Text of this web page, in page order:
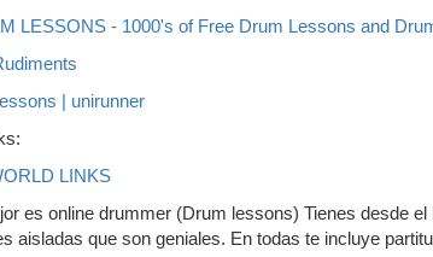
LESSONS - 1000's of Free Drum Lessons and
| unirunner
LINKS
es online drummer (Drum lessons) Tienes desde
aisladas que son geniales. En todas te incluye